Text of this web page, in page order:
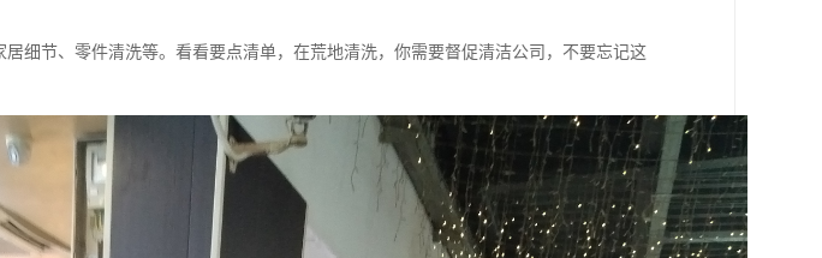
细节、零件清洗等。看看要点清单，在荒地清洗，你需要督促清洁公司，不要忘记这